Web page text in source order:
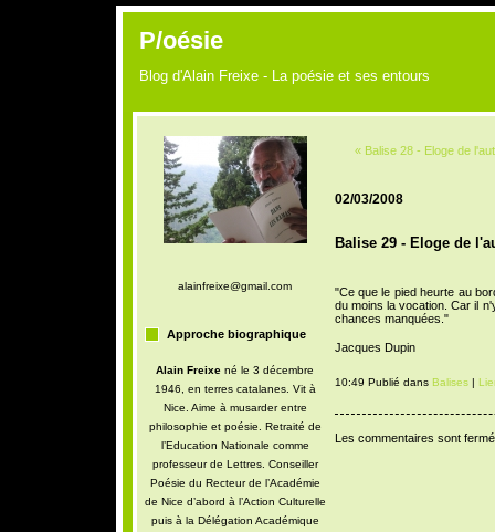
P/oésie
Blog d'Alain Freixe - La poésie et ses entours
alainfreixe@gmail.com
Approche biographique
Alain Freixe né le 3 décembre
1946, en terres catalanes. Vit à
Nice. Aime à musarder entre
philosophie et poésie. Retraité de
l’Education Nationale comme
professeur de Lettres. Conseiller
Poésie du Recteur de l’Académie
de Nice d’abord à l’Action Culturelle
puis à la Délégation Académique
« Balise 28 - Eloge de
02/03/2008
Balise 29 - Eloge de
"Ce que le pied heurte au
du moins la vocation. Car il
chances manquées."
Jacques Dupin
10:49 Publié dans Balises|
Les commentaires sont